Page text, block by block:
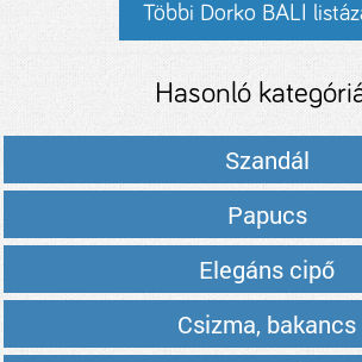
Többi Dorko BALI
Hasonló
Szandál
Papucs
Elegáns cipő
Csizma, bakancs